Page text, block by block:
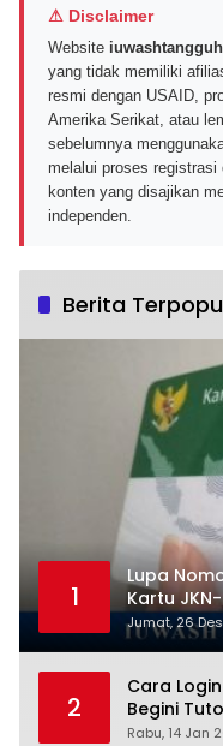
⚠ Disclaimer
Website
yang tidak memiliki
resmi dengan USAID,
Amerika Serikat, atau
sebelumnya
melalui proses
konten yang disajikan
independen.
Berita
1
Lupa
Kartu
Jumat, 26
2
Cara
Begini
Rabu, 14 Jan